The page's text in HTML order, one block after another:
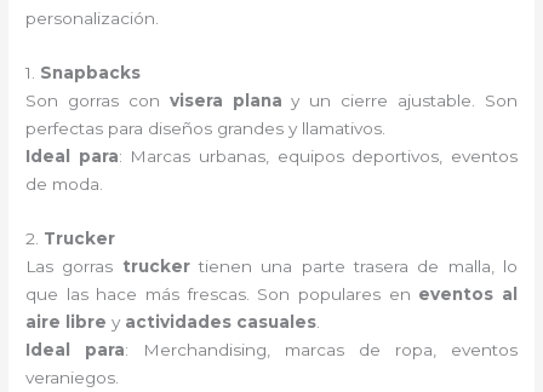
personalización.
1. Snapbacks
Son gorras con visera plana y un cierre ajustable. Son
perfectas para diseños grandes y llamativos.
Ideal para: Marcas urbanas, equipos deportivos, eventos
de moda.
2. Trucker
Las gorras truckertienen una parte trasera de malla, lo
que las hace más frescas. Son populares en eventos al
aire libre y actividades casuales
Ideal para: Merchandising, marcas de ropa, eventos
veraniegos.